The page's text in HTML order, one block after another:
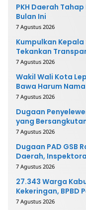
PKH Daerah
Bulan Ini
7 Agustus 2026
Kumpulkan
Tekankan
7 Agustus 2026
Wakil Wali Kota
Bawa Harum
7 Agustus 2026
Dugaan
yang
Mengembalikan
7 Agustus 2026
Dugaan PAD GSB
Daerah,
7 Agustus 2026
27.343 Warga
Kekeringan, BPBD
7 Agustus 2026